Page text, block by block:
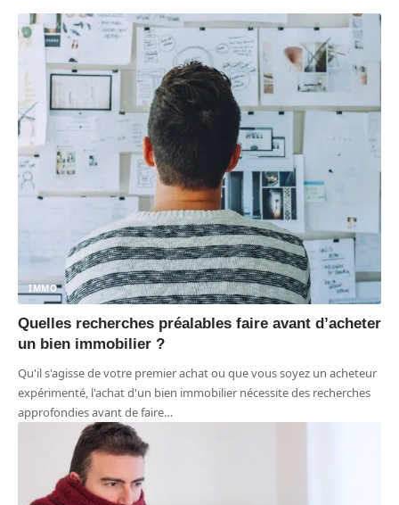
IMMO
Quelles recherches préalables faire avant d’acheter
un bien immobilier ?
Qu'il s'agisse de votre premier achat ou que vous soyez un acheteur
expérimenté, l'achat d'un bien immobilier nécessite des recherches
approfondies avant de faire…